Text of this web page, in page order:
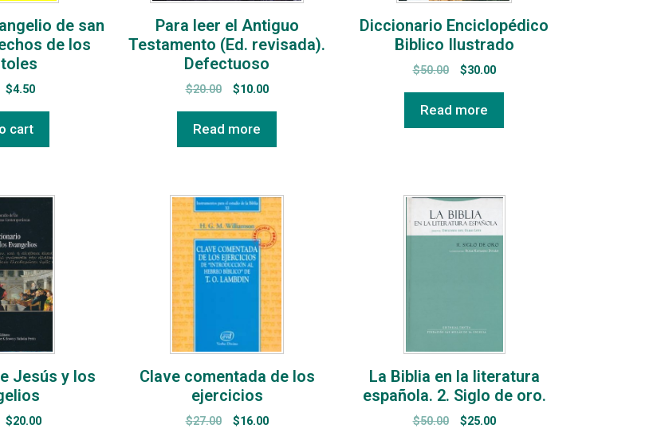
de san
de los
$4.50
cart
Para leer el Antiguo
Testamento (Ed. revisada).
Defectuoso
$20.00 $10.00
Read more
Diccionario Enciclopédico
Biblico Ilustrado
$50.00 $30.00
Read more
Jesús y los
$20.00
Clave comentada de los
ejercicios
$27.00 $16.00
La Biblia en la literatura
española. 2. Siglo de oro.
$50.00 $25.00